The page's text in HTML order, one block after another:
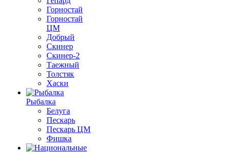
Горностай
Горностай
ЦМ
Добрый
Скинер
Скинер-2
Таежный
Толстяк
Хаски
Рыбалка
Белуга
Пескарь
Пескарь ЦМ
Фишка